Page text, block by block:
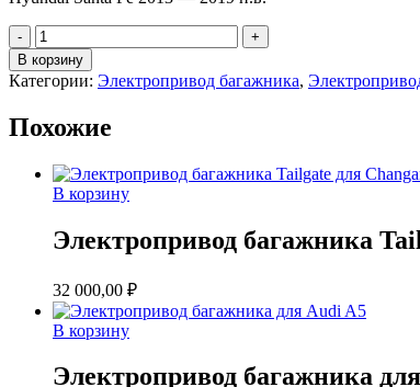
Количество
товара
Электропривод
багажника
Hyundai
Fe
В корзину
Категории: Электропривод багажника,
Похожие
В корзину
Электропривод багажника
32 000,00 ₽
В корзину
Электропривод багажника